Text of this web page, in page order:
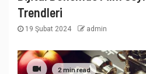
Trendleri
19 Şubat 2024 admin
2 min read